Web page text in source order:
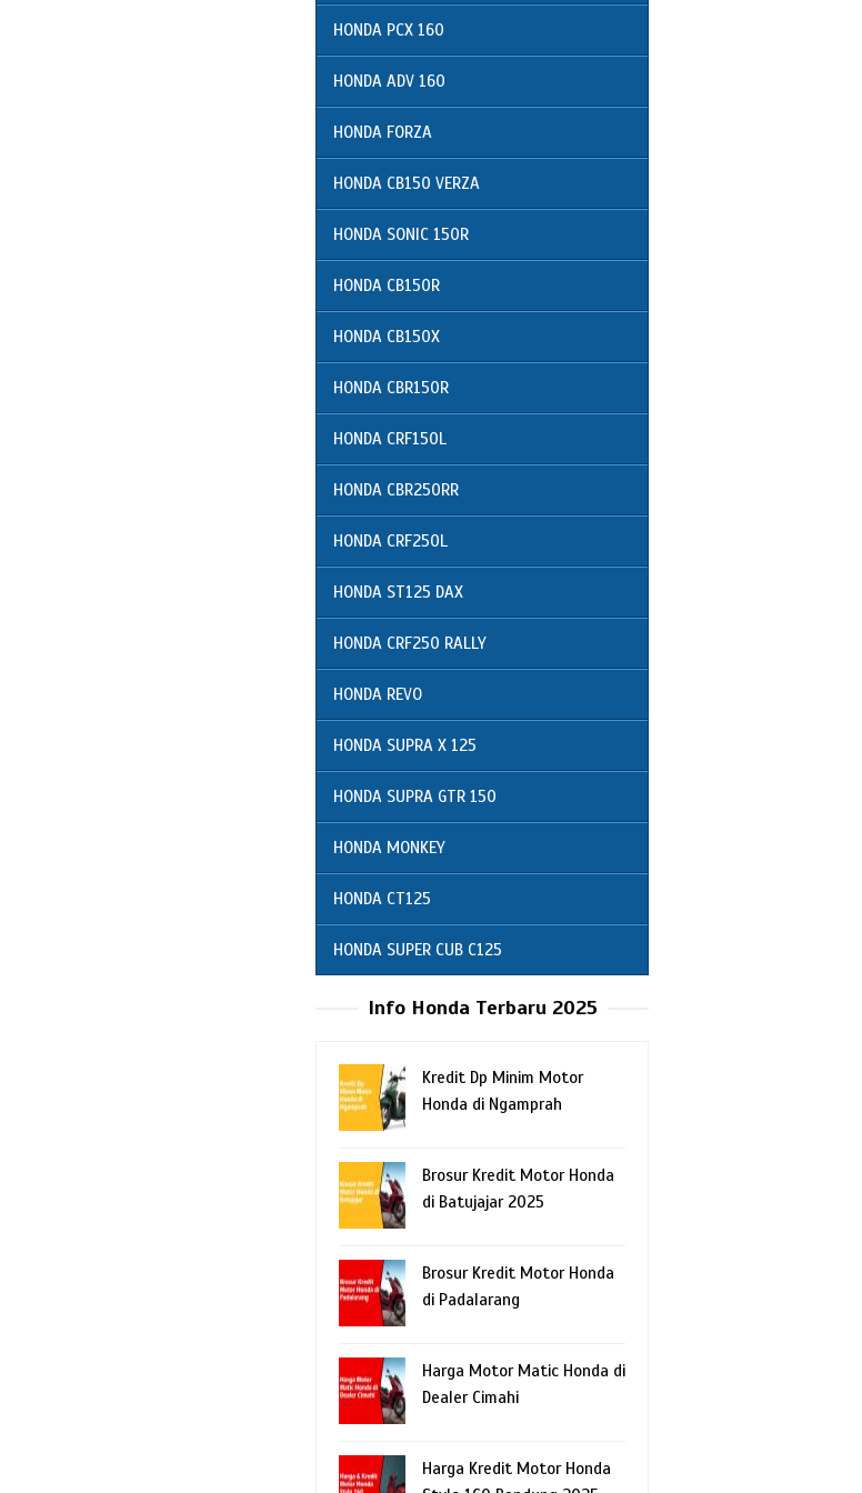
HONDA PCX 160
HONDA ADV 160
HONDA FORZA
HONDA CB150 VERZA
HONDA SONIC 150R
HONDA CB150R
HONDA CB150X
HONDA CBR150R
HONDA CRF150L
HONDA CBR250RR
HONDA CRF250L
HONDA ST125 DAX
HONDA CRF250 RALLY
HONDA REVO
HONDA SUPRA X 125
HONDA SUPRA GTR 150
HONDA MONKEY
HONDA CT125
HONDA SUPER CUB C125
Info Honda Terbaru 2025
Kredit Dp Minim Motor
Honda di Ngamprah
Brosur Kredit Motor Honda
di Batujajar 2025
Brosur Kredit Motor Honda
di Padalarang
Harga Motor Matic Honda di
Dealer Cimahi
Harga Kredit Motor Honda